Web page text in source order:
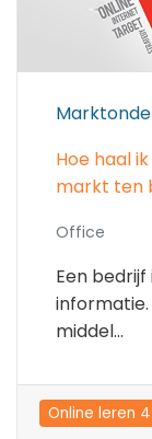
Hoe haal
markt ten
Office
Een
middel...
Online leren